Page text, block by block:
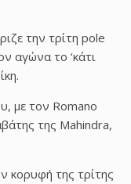
την τρίτη pole
αγώνα το ‘κάτι
με τον Romano
της Mahindra,
κορυφή της τρίτης